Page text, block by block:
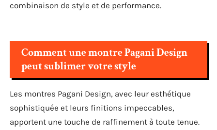
combinaison de style et de performance.
Comment une montre Pagani Design
peut sublimer votre style
Les montres Pagani Design, avec leur esthétique
sophistiquée et leurs finitions impeccables,
apportent une touche de raffinement à toute tenue.